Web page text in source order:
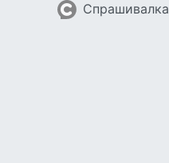
Спрашивалка